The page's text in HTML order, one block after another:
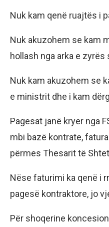
Nuk kam qenë ruajtës i
Nuk akuzohem se kam
hollash nga arka e
Nuk kam akuzohem se
e ministrit dhe i kam
Pagesat janë kryer nga
mbi bazë kontrate,
përmes Thesarit të
Nëse faturimi ka qenë i
pagesë kontraktore, jo
Për shoqerine